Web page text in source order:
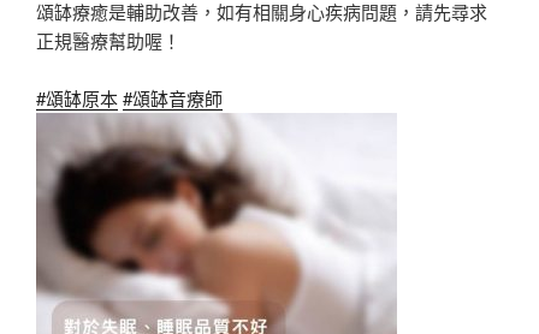
頌缽療癒是輔助改善，如有相關身心疾病問題，請先尋求
正規醫療幫助喔！
#頌缽原本#頌缽音療師